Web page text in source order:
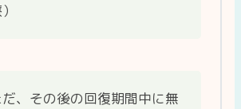
、その後の回復期間中に無